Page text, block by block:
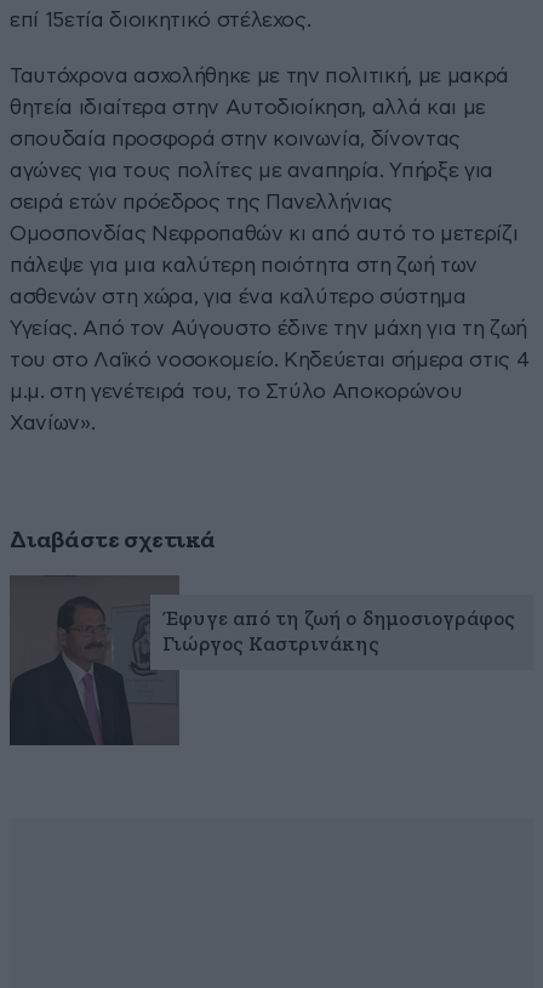
επί 15ετία διοικητικό στέλεχος.
Ταυτόχρονα ασχολήθηκε με την πολιτική, με μακρά
θητεία ιδιαίτερα στην Αυτοδιοίκηση, αλλά και με
σπουδαία προσφορά στην κοινωνία, δίνοντας
αγώνες για τους πολίτες με αναπηρία. Υπήρξε για
σειρά ετών πρόεδρος της Πανελλήνιας
Ομοσπονδίας Νεφροπαθών κι από αυτό το μετερίζι
πάλεψε για μια καλύτερη ποιότητα στη ζωή των
ασθενών στη χώρα, για ένα καλύτερο σύστημα
Υγείας. Από τον Αύγουστο έδινε την μάχη για τη ζωή
του στο Λαϊκό νοσοκομείο. Κηδεύεται σήμερα στις 4
μ.μ. στη γενέτειρά του, το Στύλο Αποκορώνου
Χανίων».
Διαβάστε σχετικά
Έφυγε από τη ζωή ο δημοσιογράφος
Γιώργος Καστρινάκης